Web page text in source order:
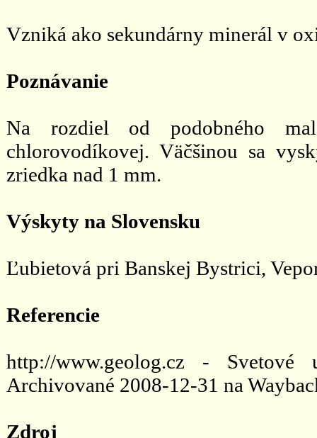
Vzniká ako sekundárny minerál v
Poznávanie
Na rozdiel od podobného
chlorovodíkovej. Väčšinou sa
zriedka nad 1 mm.
Výskyty na Slovensku
Ľubietová pri Banskej Bystrici,
Referencie
http://www.geolog.cz -
Archivované 2008-12-31 na
Zdroj